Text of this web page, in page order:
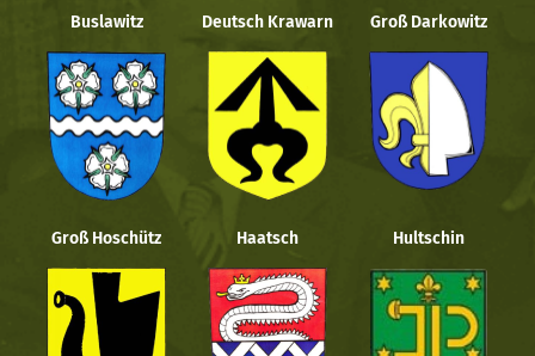
Buslawitz Deutsch Krawarn Groß Darkowitz
Groß Hoschütz Haatsch Hultschin